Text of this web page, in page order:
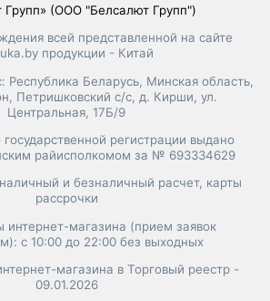
Групп» (ООО "Белсалют Групп")
всей представленной на сайте
продукции - Китай
Республика Беларусь, Минская область,
Петришковский с/с, д. Кирши, ул.
Центральная, 17Б/9
регистрации выдано
райисполкомом за № 693334629
и безналичный расчет, карты
рассрочки
интернет-магазина (прием заявок
с 10:00 до 22:00 без выходных
магазина в Торговый реестр -
09.01.2026